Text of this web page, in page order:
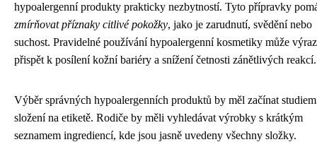
hypoalergenní produkty prakticky nezbytností. Tyto přípravky
zmírňovat příznaky citlivé pokožky, jako je zarudnutí, svědění nebo
suchost. Pravidelné používání hypoalergenní kosmetiky může
přispět k posílení kožní bariéry a snížení četnosti zánětlivých reakcí.
Výběr správných hypoalergenních produktů by měl začínat studiem
složení na etiketě. Rodiče by měli vyhledávat výrobky s krátkým
seznamem ingrediencí, kde jsou jasně uvedeny všechny složky.